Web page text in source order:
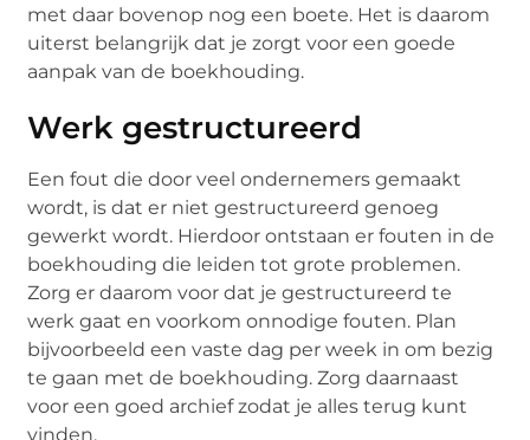
met daar bovenop nog een boete. Het is daarom
uiterst belangrijk dat je zorgt voor een goede
aanpak van de boekhouding.
Werk gestructureerd
Een fout die door veel ondernemers gemaakt
wordt, is dat er niet gestructureerd genoeg
gewerkt wordt. Hierdoor ontstaan er fouten in de
boekhouding die leiden tot grote problemen.
Zorg er daarom voor dat je gestructureerd te
werk gaat en voorkom onnodige fouten. Plan
bijvoorbeeld een vaste dag per week in om bezig
te gaan met de boekhouding. Zorg daarnaast
voor een goed archief zodat je alles terug kunt
vinden.